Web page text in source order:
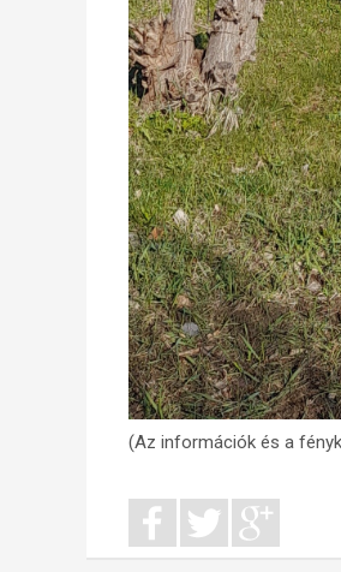
(Az információk és a